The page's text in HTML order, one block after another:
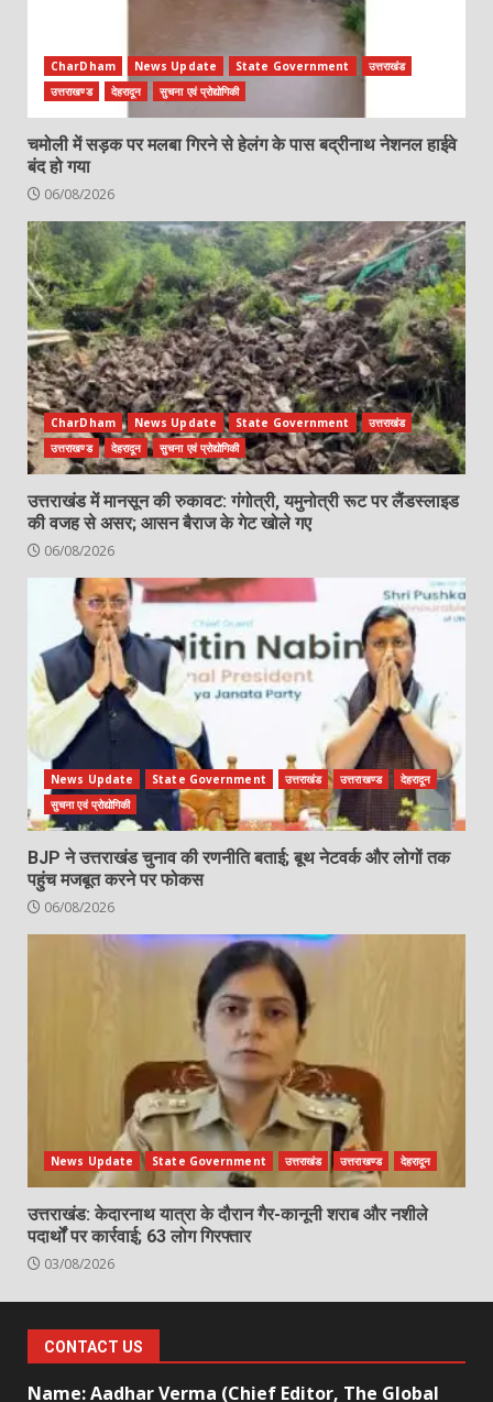
CharDham News Update State Government
उत्तराखंड
उत्तराखण्ड
देहरादून सुचना एवं प्रोद्योगिकी
चमोली में सड़क पर मलबा गिरने से हेलंग के पास बद्रीनाथ नेशनल हाईवे
बंद हो गया
06/08/2026
CharDham News Update State Government
उत्तराखंड
उत्तराखण्ड
देहरादून सुचना एवं प्रोद्योगिकी
उत्तराखंड में मानसून की रुकावट: गंगोत्री, यमुनोत्री रूट पर लैंडस्लाइड
की वजह से असर; आसन बैराज के गेट खोले गए
06/08/2026
News Update State Government उत्तराखंड उत्तराखण्ड
देहरादून
सुचना एवं प्रोद्योगिकी
BJP ने उत्तराखंड चुनाव की रणनीति बताई; बूथ नेटवर्क और लोगों तक
पहुंच मजबूत करने पर फोकस
06/08/2026
News Update State Government उत्तराखंड उत्तराखण्ड देहरादून
उत्तराखंड: केदारनाथ यात्रा के दौरान गैर-कानूनी शराब और नशीले
पदार्थों पर कार्रवाई; 63 लोग गिरफ्तार
03/08/2026
CONTACT US
Name: Aadhar Verma (Chief Editor, The Global